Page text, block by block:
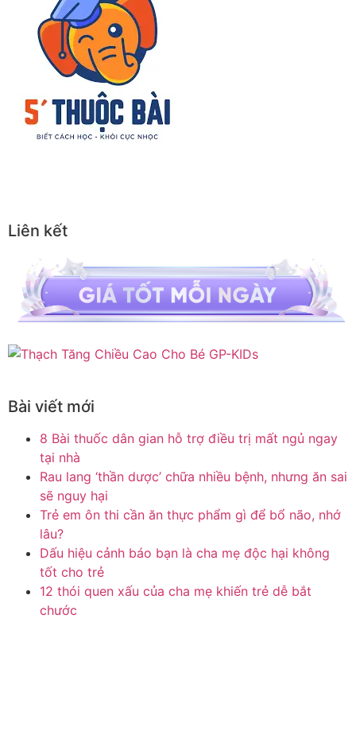
Liên kết
Bài viết mới
8 Bài thuốc dân gian hỗ trợ điều trị mất ngủ ngay
tại nhà
Rau lang ‘thần dược’ chữa nhiều bệnh, nhưng ăn sai
sẽ nguy hại
Trẻ em ôn thi cần ăn thực phẩm gì để bổ não, nhớ
lâu?
Dấu hiệu cảnh báo bạn là cha mẹ độc hại không
tốt cho trẻ
12 thói quen xấu của cha mẹ khiến trẻ dễ bắt
chước